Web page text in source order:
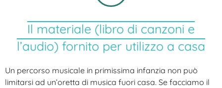
Il materiale (libro di canzoni e
l’audio) fornito per utilizzo a casa
Un percorso musicale in primissima infanzia non può
limitarsi ad un’oretta di musica fuori casa. Se facciamo il